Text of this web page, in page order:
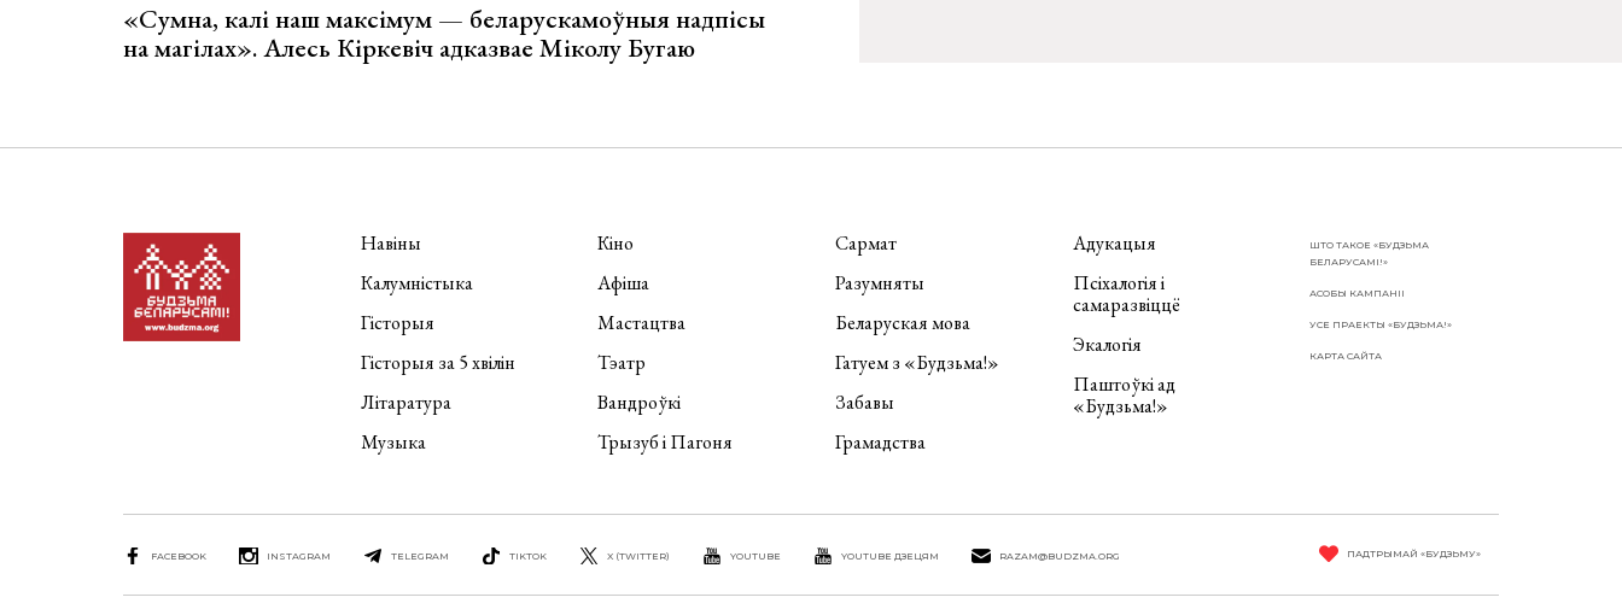
«Сумна, калі наш максімум — беларускамоўныя надпісы
на магілах». Алесь Кіркевіч адказвае Міколу Бугаю
Навіны
Калумністыка
Гісторыя
Гісторыя за 5 хвілін
Літаратура
Музыка
Кіно
Афіша
Мастацтва
Тэатр
Вандроўкі
Трызуб і Пагоня
Сармат
Разумняты
Беларуская мова
Гатуем з «Будзьма!»
Забавы
Грамадства
Адукацыя
Псіхалогія і
самаразвіццё
Экалогія
Паштоўкі ад
«Будзьма!»
ШТО ТАКОЕ «БУДЗЬМА
БЕЛАРУСАМІ!»
АСОБЫ КАМПАНІІ
УСЕ ПРАЕКТЫ «БУДЗЬМА!»
КАРТА САЙТА
FACEBOOK INSTAGRAM TELEGRAM TIKTOK X (TWITTER) YOUTUBE YOUTUBE ДЗЕЦЯМ RAZAM@BUDZMA.ORG ПАДТРЫМАЙ «БУДЗЬМУ»